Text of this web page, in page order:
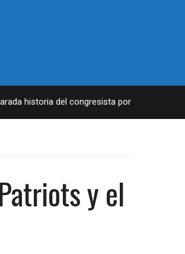
historia del congresista por NY George
y el